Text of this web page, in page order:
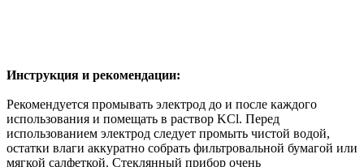
Инструкция и рекомендации:
Рекомендуется промывать электрод до и после каждого
использования и помещать в раствор KCl. Перед
использованием электрод следует промыть чистой водой,
остатки влаги аккуратно собрать фильтровальной бумагой или
мягкой салфеткой. Стеклянный прибор очень